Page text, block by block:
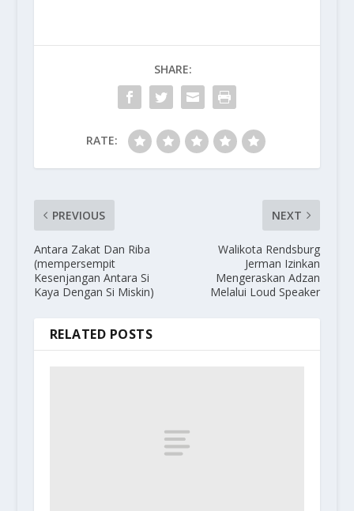
SHARE:
RATE:
PREVIOUS
Antara Zakat Dan Riba
(mempersempit
Kesenjangan Antara Si
Kaya Dengan Si Miskin)
NEXT
Walikota Rendsburg
Jerman Izinkan
Mengeraskan Adzan
Melalui Loud Speaker
RELATED POSTS